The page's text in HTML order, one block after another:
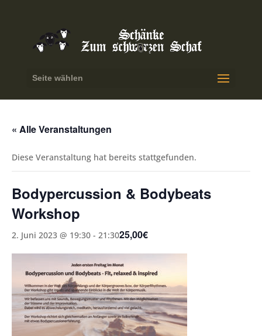
Seite wählen
« Alle Veranstaltungen
Diese Veranstaltung hat bereits stattgefunden.
Bodypercussion & Bodybeats
Workshop
2. Juni 2023 @ 19:30 - 21:3025,00€